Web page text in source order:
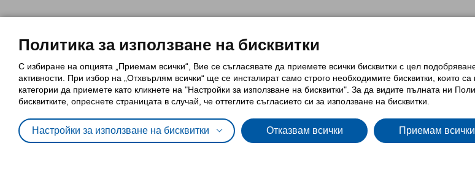
Политика за използване на бисквитки (Cookies)Избор на настройки за използване на
Обща политика за личните данни
Политика за защита на личните данни на ikea.bg
Общи
Политика за защита на лични данни на програма IKEA Family
Политика за използване на бисквитки
С избиране на опцията „Приемам всички“, Вие се съгласявате да приемете всички бисквитки с цел
активности. При избор на „Отхвърлям всички“ ще се инсталират само строго необходимитe бисквитки, които
категории да приемете като кликнете на "Настройки за използване на бисквитки". За да видите пълната ни
бисквитките, опреснете страницата в случай, че оттеглите съгласието си за използване на бисквитки.
Настройки за използване на бисквитки Отказвам всички Приемам всички